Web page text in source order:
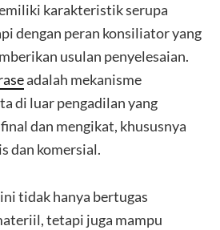
karakteristik serupa
dengan peran konsiliator yang
usulan penyelesaian.
adalah mekanisme
di luar pengadilan yang
dan mengikat, khususnya
dan komersial.
tidak hanya bertugas
tetapi juga mampu